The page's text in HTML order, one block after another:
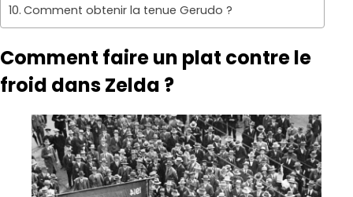
Comment obtenir la tenue Gerudo ?
Comment faire un plat contre le
froid dans Zelda ?